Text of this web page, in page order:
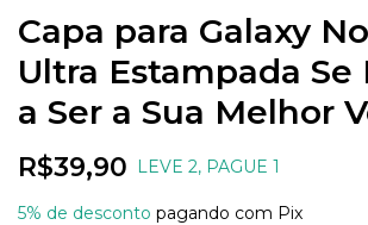
Capa para Galaxy
Ultra Estampada
a Ser a Sua Melhor
R$39,90 LEVE 2, PAGUE 1
5% de desconto pagando com Pix